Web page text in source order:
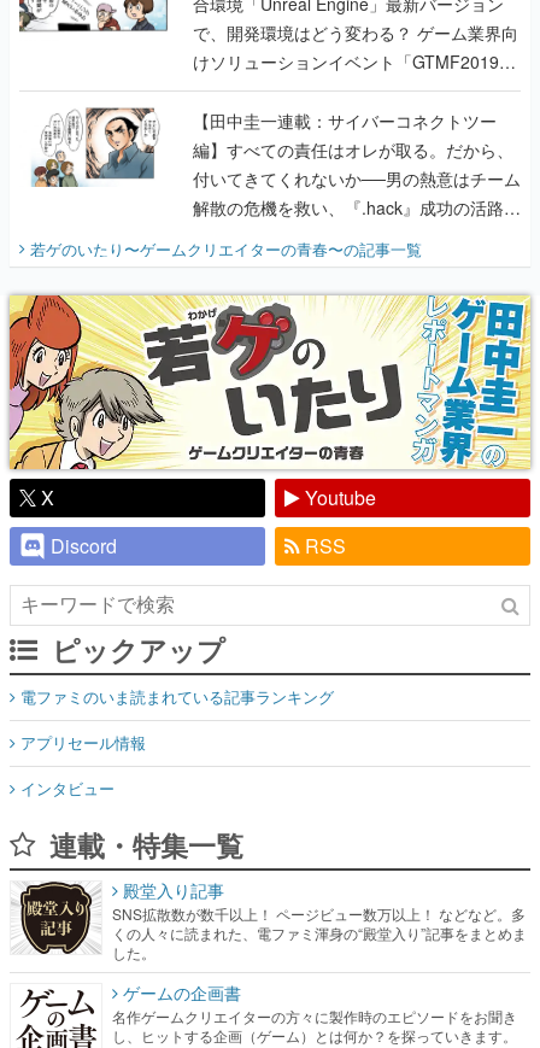
で、開発環境はどう変わる？ ゲーム業界向
けソリューションイベント「GTMF2019」
に行って、より理解を深めよう【PR】
【田中圭一連載：サイバーコネクトツー
編】すべての責任はオレが取る。だから、
付いてきてくれないか──男の熱意はチーム
解散の危機を救い、『.hack』成功の活路を
開く。業界の快男児・松山 洋に流れる血は
『少年ジャンプ』色だった【若ゲのいた
り】
若ゲのいたり〜ゲームクリエイターの青春〜の記事一覧
X
Youtube
Discord
RSS
ピックアップ
電ファミのいま読まれている記事ランキング
アプリセール情報
インタビュー
連載・特集一覧
殿堂入り記事
SNS拡散数が数千以上！ ページビュー数万以上！ などなど。多
くの人々に読まれた、電ファミ渾身の“殿堂入り”記事をまとめま
した。
ゲームの企画書
名作ゲームクリエイターの方々に製作時のエピソードをお聞き
し、ヒットする企画（ゲーム）とは何か？を探っていきます。